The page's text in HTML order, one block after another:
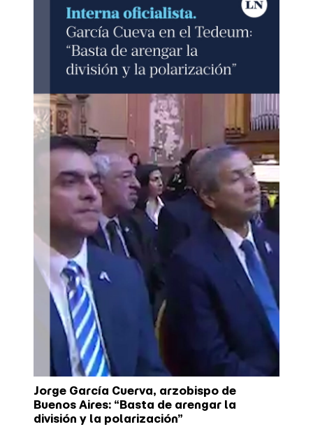
Jorge García Cuerva, arzobispo de
Buenos Aires: “Basta de arengar la
división y la polarización”